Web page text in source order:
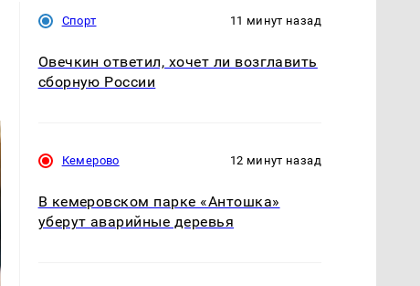
Спорт 11 минут назад
Овечкин ответил, хочет ли возглавить
сборную России
Кемерово 12 минут назад
В кемеровском парке «Антошка»
уберут аварийные деревья